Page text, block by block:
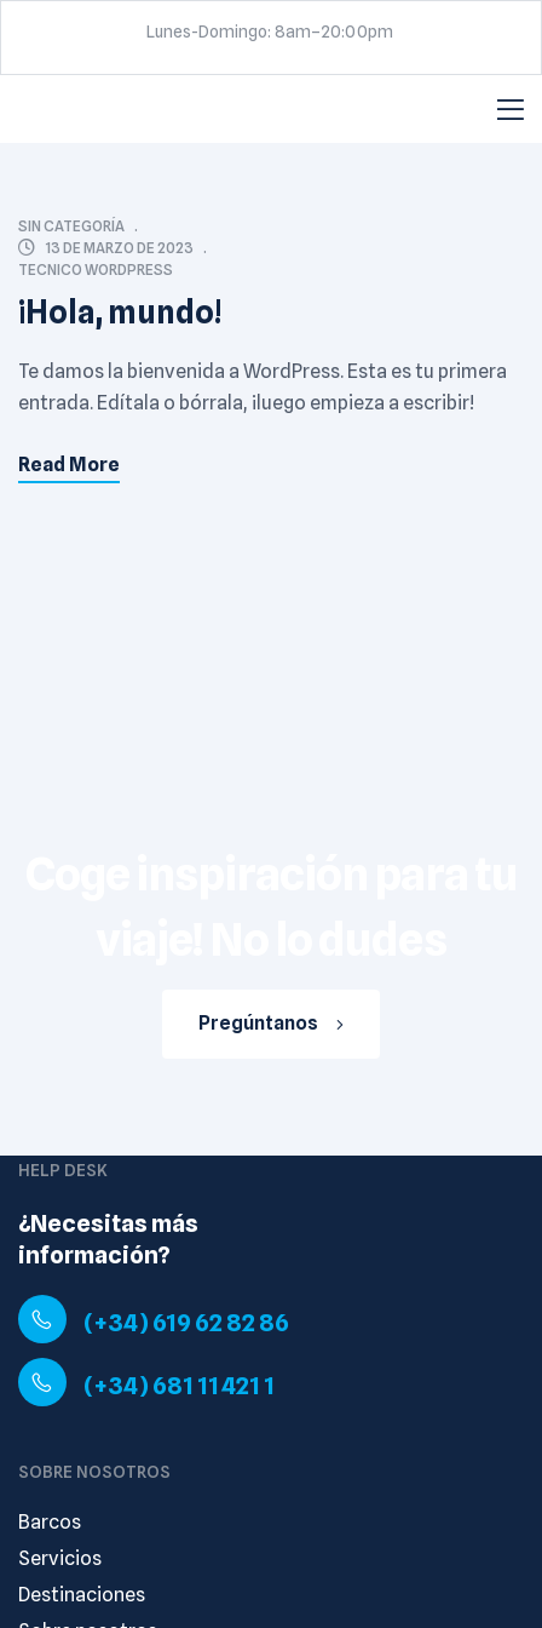
Lunes-Domingo: 8am–20:00pm
SIN CATEGORÍA
13 DE MARZO DE 2023
TECNICO WORDPRESS
¡Hola, mundo!
Te damos la bienvenida a WordPress. Esta es tu primera
entrada. Edítala o bórrala, ¡luego empieza a escribir!
Read More
Pregúntanos
HELP DESK
¿Necesitas más
información?
(+34) 619 62 82 86
(+34) 681 11 421 1
SOBRE NOSOTROS
Barcos
Servicios
Destinaciones